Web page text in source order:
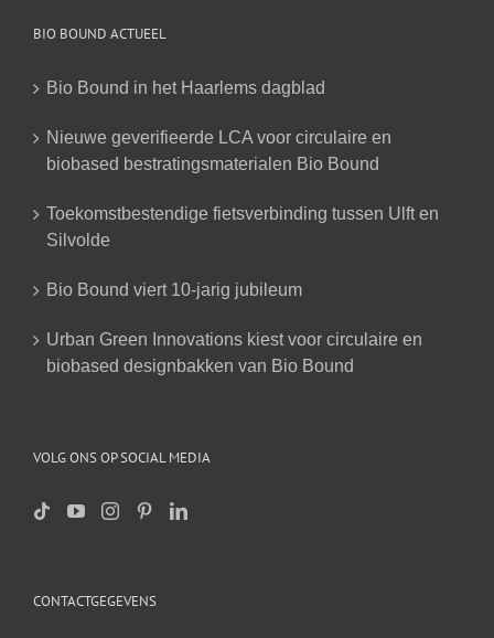
BIO BOUND ACTUEEL
Bio Bound in het Haarlems dagblad
Nieuwe geverifieerde LCA voor circulaire en
biobased bestratingsmaterialen Bio Bound
Toekomstbestendige fietsverbinding tussen Ulft en
Silvolde
Bio Bound viert 10-jarig jubileum
Urban Green Innovations kiest voor circulaire en
biobased designbakken van Bio Bound
VOLG ONS OP SOCIAL MEDIA
CONTACTGEGEVENS